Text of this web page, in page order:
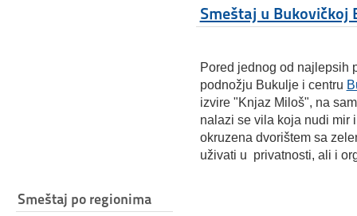
Smeštaj po regionima
Smeštaj u Bukovičkoj
Pored jednog od najlepsih
podnožju Bukulje i centru
izvire "Knjaz Miloš", na
nalazi se vila koja nudi mir
okruzena dvorištem sa
uživati u privatnosti, ali i